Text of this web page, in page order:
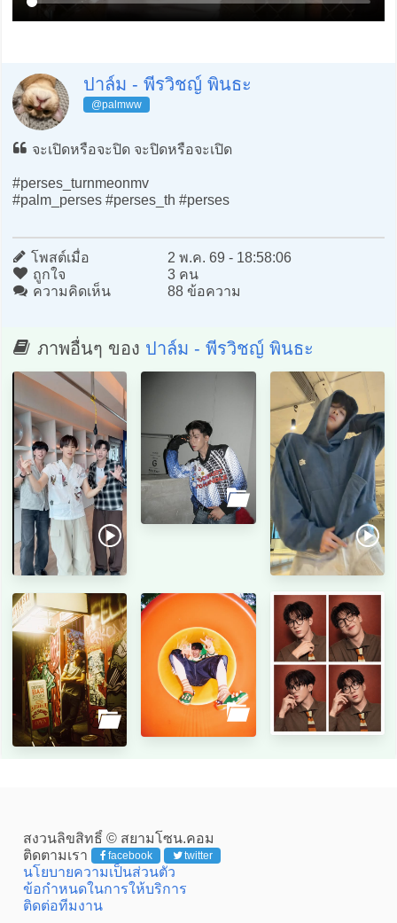
ปาล์ม - พีรวิชญ์ พินธะ
@palmww
จะเปิดหรือจะปิด จะปิดหรือจะเปิด
#perses_turnmeonmv
#palm_perses #perses_th #perses
โพสต์เมื่อ
2 พ.ค. 69 - 18:58:06
ถูกใจ
3 คน
ความคิดเห็น
88 ข้อความ
ภาพอื่นๆ ของ ปาล์ม - พีรวิชญ์ พินธะ
สงวนลิขสิทธิ์ © สยามโซน.คอม
ติดตามเรา
facebook twitter
นโยบายความเป็นส่วนตัว
ข้อกำหนดในการให้บริการ
ติดต่อทีมงาน